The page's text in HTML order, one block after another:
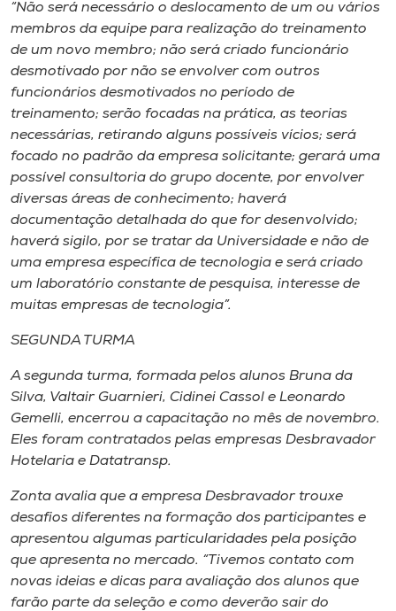
“Não será necessário o deslocamento de um ou vários
membros da equipe para realização do treinamento
de um novo membro; não será criado funcionário
desmotivado por não se envolver com outros
funcionários desmotivados no período de
treinamento; serão focadas na prática, as teorias
necessárias, retirando alguns possíveis vícios; será
focado no padrão da empresa solicitante; gerará uma
possível consultoria do grupo docente, por envolver
diversas áreas de conhecimento; haverá
documentação detalhada do que for desenvolvido;
haverá sigilo, por se tratar da Universidade e não de
uma empresa específica de tecnologia e será criado
um laboratório constante de pesquisa, interesse de
muitas empresas de tecnologia”.
SEGUNDA TURMA
A segunda turma, formada pelos alunos Bruna da
Silva, Valtair Guarnieri, Cidinei Cassol e Leonardo
Gemelli, encerrou a capacitação no mês de novembro.
Eles foram contratados pelas empresas Desbravador
Hotelaria e Datatransp.
Zonta avalia que a empresa Desbravador trouxe
desafios diferentes na formação dos participantes e
apresentou algumas particularidades pela posição
que apresenta no mercado. “Tivemos contato com
novas ideias e dicas para avaliação dos alunos que
farão parte da seleção e como deverão sair do